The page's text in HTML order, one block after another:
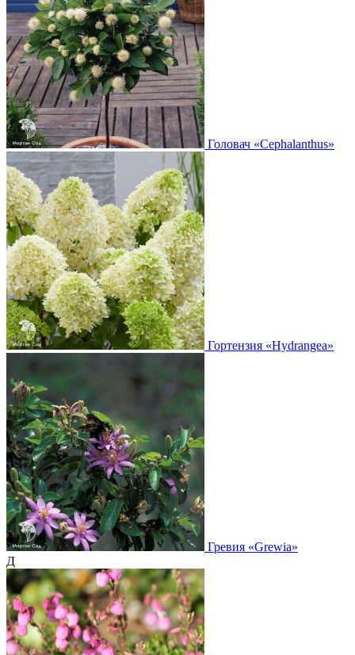
Головач «Cephalanthus»
Гортензия «Hydrangea»
Гревия «Grewia»
Д